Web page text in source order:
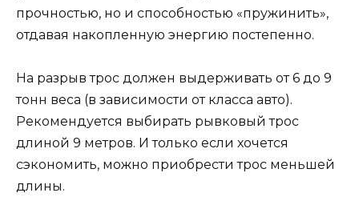
прочностью, но и способностью «пружинить»,
отдавая накопленную энергию постепенно.
На разрыв трос должен выдерживать от 6 до 9
тонн веса (в зависимости от класса авто).
Рекомендуется выбирать рывковый трос
длиной 9 метров. И только если хочется
сэкономить, можно приобрести трос меньшей
длины.